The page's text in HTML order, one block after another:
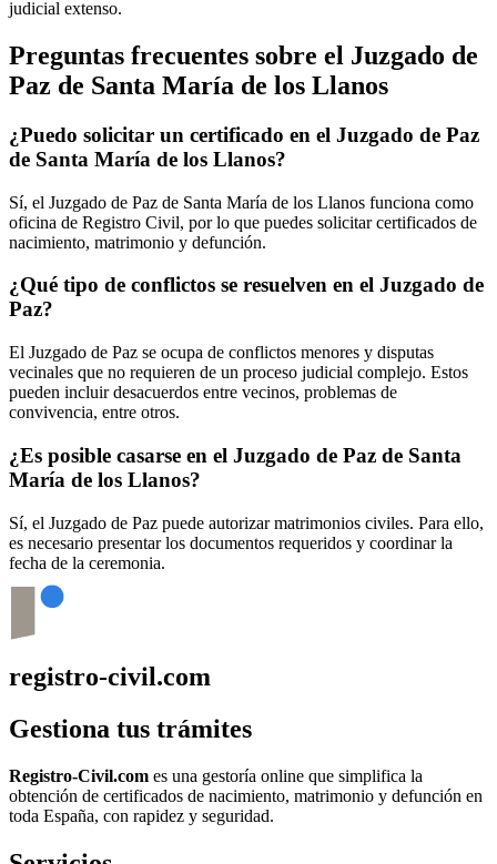
judicial extenso.
Preguntas frecuentes sobre el Juzgado de
Paz de Santa María de los Llanos
¿Puedo solicitar un certificado en el Juzgado de Paz
de Santa María de los Llanos?
Sí, el Juzgado de Paz de Santa María de los Llanos funciona como
oficina de Registro Civil, por lo que puedes solicitar certificados de
nacimiento, matrimonio y defunción.
¿Qué tipo de conflictos se resuelven en el Juzgado de
Paz?
El Juzgado de Paz se ocupa de conflictos menores y disputas
vecinales que no requieren de un proceso judicial complejo. Estos
pueden incluir desacuerdos entre vecinos, problemas de
convivencia, entre otros.
¿Es posible casarse en el Juzgado de Paz de Santa
María de los Llanos?
Sí, el Juzgado de Paz puede autorizar matrimonios civiles. Para ello,
es necesario presentar los documentos requeridos y coordinar la
fecha de la ceremonia.
registro-civil.com
Gestiona tus trámites
Registro-Civil.com es una gestoría online que simplifica la
obtención de certificados de nacimiento, matrimonio y defunción en
toda España, con rapidez y seguridad.